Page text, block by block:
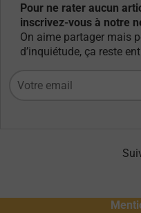
Pour ne rater aucun
inscrivez-vous à notre
On aime partager mais
d’inquiétude, ça reste